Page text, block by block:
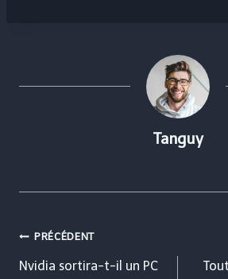
Tanguy
Navigation
de
PRÉCÉDENT
Nvidia sortira-t-il un PC